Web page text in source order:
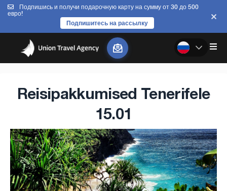
Подпишись и получи подарочную карту на сумму от 30 до 500
евро!
Подпишитесь на рассылку
Reisipakkumised Tenerifele
15.01